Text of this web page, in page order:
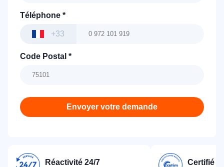
Téléphone *
+33
Code Postal *
Envoyer votre demande
Réactivité 24/7 Certifié